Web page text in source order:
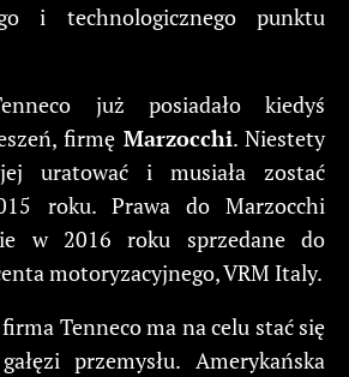
i technologicznego punktu
już posiadało kiedyś
firmę Marzocchi. Niestety
uratować i musiała zostać
roku. Prawa do Marzocchi
w 2016 roku sprzedane do
motoryzacyjnego, VRM Italy.
Tenneco ma na celu stać się
przemysłu. Amerykańska